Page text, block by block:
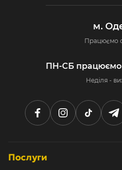
м.
Працюємо
ПН-СБ працюємо
Неділя -
Послуги